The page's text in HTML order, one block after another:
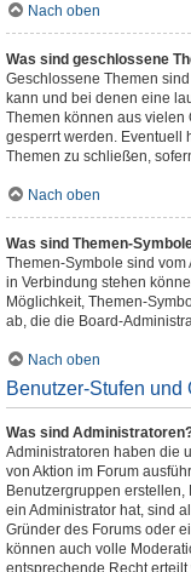
Nach oben
Was sind geschlossene
Geschlossene Themen
kann und bei denen eine
Themen können aus vielen
gesperrt werden. Eventuell
Themen zu schließen,
Nach oben
Was sind Themen-
Themen-Symbole sind
in Verbindung stehen
Möglichkeit, Themen-
ab, die die Board-
Nach oben
Benutzer-Stufen und
Was sind
Administratoren haben die
von Aktion im Forum
Benutzergruppen
ein Administrator hat, sind
Gründer des Forums oder
können auch volle
entsprechende Recht erteilt